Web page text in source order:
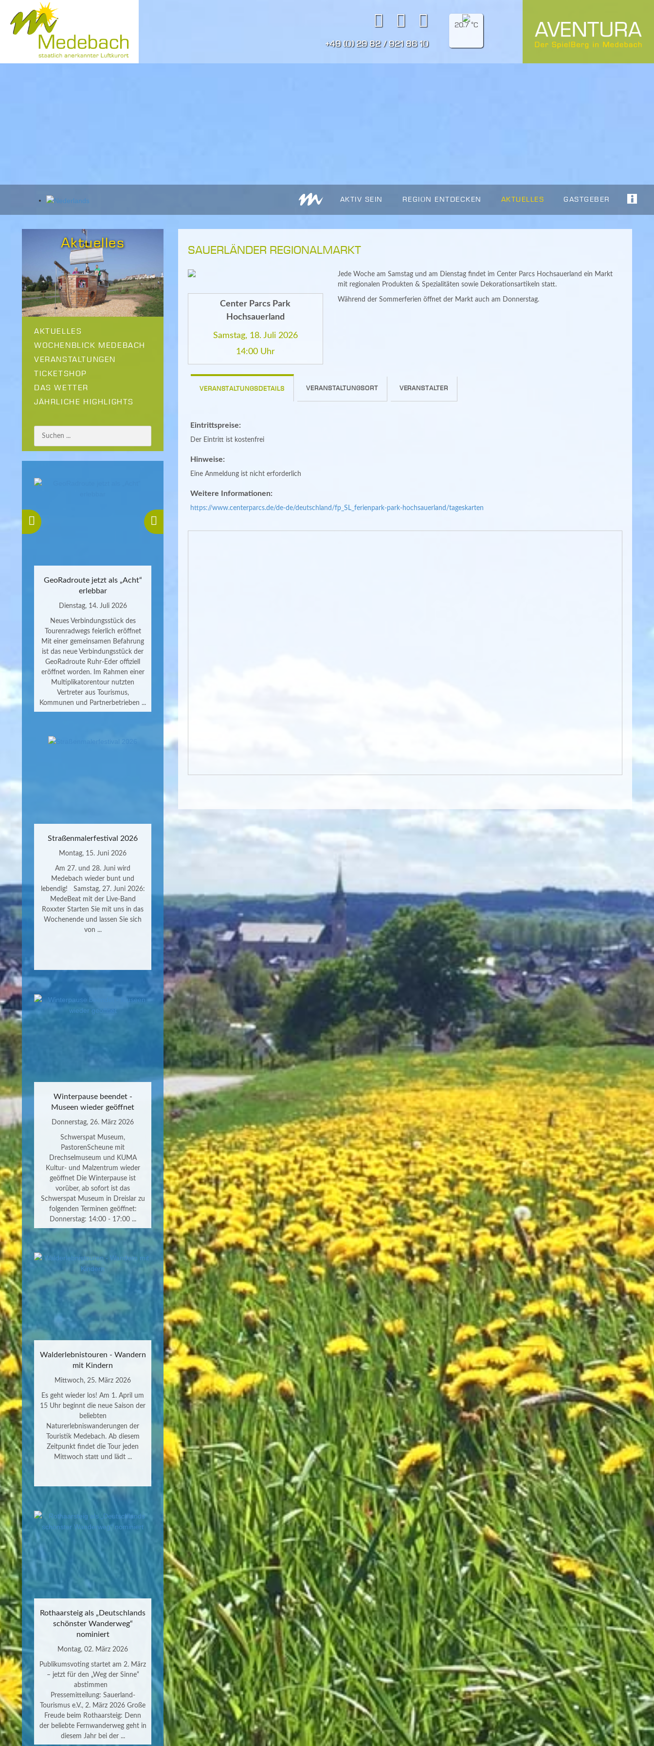
+49 (0) 29 82 / 921 86 10
20.7 °C
AKTIV SEIN REGION ENTDECKEN AKTUELLES GASTGEBER
Aktuelles
AKTUELLES
WOCHENBLICK MEDEBACH
VERANSTALTUNGEN
TICKETSHOP
DAS WETTER
JÄHRLICHE HIGHLIGHTS
GeoRadroute jetzt als „Acht“
erlebbar
Dienstag, 14. Juli 2026
Neues Verbindungsstück des
Tourenradwegs feierlich eröffnet
Mit einer gemeinsamen Befahrung
ist das neue Verbindungsstück der
GeoRadroute Ruhr-Eder offiziell
eröffnet worden. Im Rahmen einer
Multiplikatorentour nutzten
Vertreter aus Tourismus,
Kommunen und Partnerbetrieben ...
Straßenmalerfestival 2026
Montag, 15. Juni 2026
Am 27. und 28. Juni wird
Medebach wieder bunt und
lebendig! Samstag, 27. Juni 2026:
MedeBeat mit der Live-Band
Roxxter Starten Sie mit uns in das
Wochenende und lassen Sie sich
von ...
Winterpause beendet -
Museen wieder geöffnet
Donnerstag, 26. März 2026
Schwerspat Museum,
PastorenScheune mit
Drechselmuseum und KUMA
Kultur- und Malzentrum wieder
geöffnet Die Winterpause ist
vorüber, ab sofort ist das
Schwerspat Museum in Dreislar zu
folgenden Terminen geöffnet:
Donnerstag: 14:00 - 17:00 ...
Walderlebnistouren - Wandern
mit Kindern
Mittwoch, 25. März 2026
Es geht wieder los! Am 1. April um
15 Uhr beginnt die neue Saison der
beliebten
Naturerlebniswanderungen der
Touristik Medebach. Ab diesem
Zeitpunkt findet die Tour jeden
Mittwoch statt und lädt ...
Rothaarsteig als „Deutschlands
schönster Wanderweg“
nominiert
Montag, 02. März 2026
Publikumsvoting startet am 2. März
– jetzt für den „Weg der Sinne“
abstimmen
Pressemitteilung: Sauerland-
Tourismus e.V., 2. März 2026 Große
Freude beim Rothaarsteig: Denn
der beliebte Fernwanderweg geht in
diesem Jahr bei der ...
SAUERLÄNDER REGIONALMARKT
Center Parcs Park
Hochsauerland
Samstag, 18. Juli 2026
14:00 Uhr
Jede Woche am Samstag und am Dienstag findet im Center Parcs Hochsauerland ein Markt
mit regionalen Produkten & Spezialitäten sowie Dekorationsartikeln statt.
Während der Sommerferien öffnet der Markt auch am Donnerstag.
VERANSTALTUNGSDETAILS VERANSTALTUNGSORT VERANSTALTER
Eintrittspreise:
Der Eintritt ist kostenfrei
Hinweise:
Eine Anmeldung ist nicht erforderlich
Weitere Informationen:
https://www.centerparcs.de/de-de/deutschland/fp_SL_ferienpark-park-hochsauerland/tageskarten